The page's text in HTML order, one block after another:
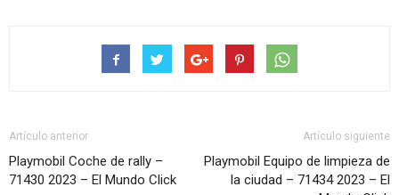
Artículo anterior
Playmobil Coche de rally –
71430 2023 – El Mundo Click
Artículo siguiente
Playmobil Equipo de limpieza de
la ciudad – 71434 2023 – El